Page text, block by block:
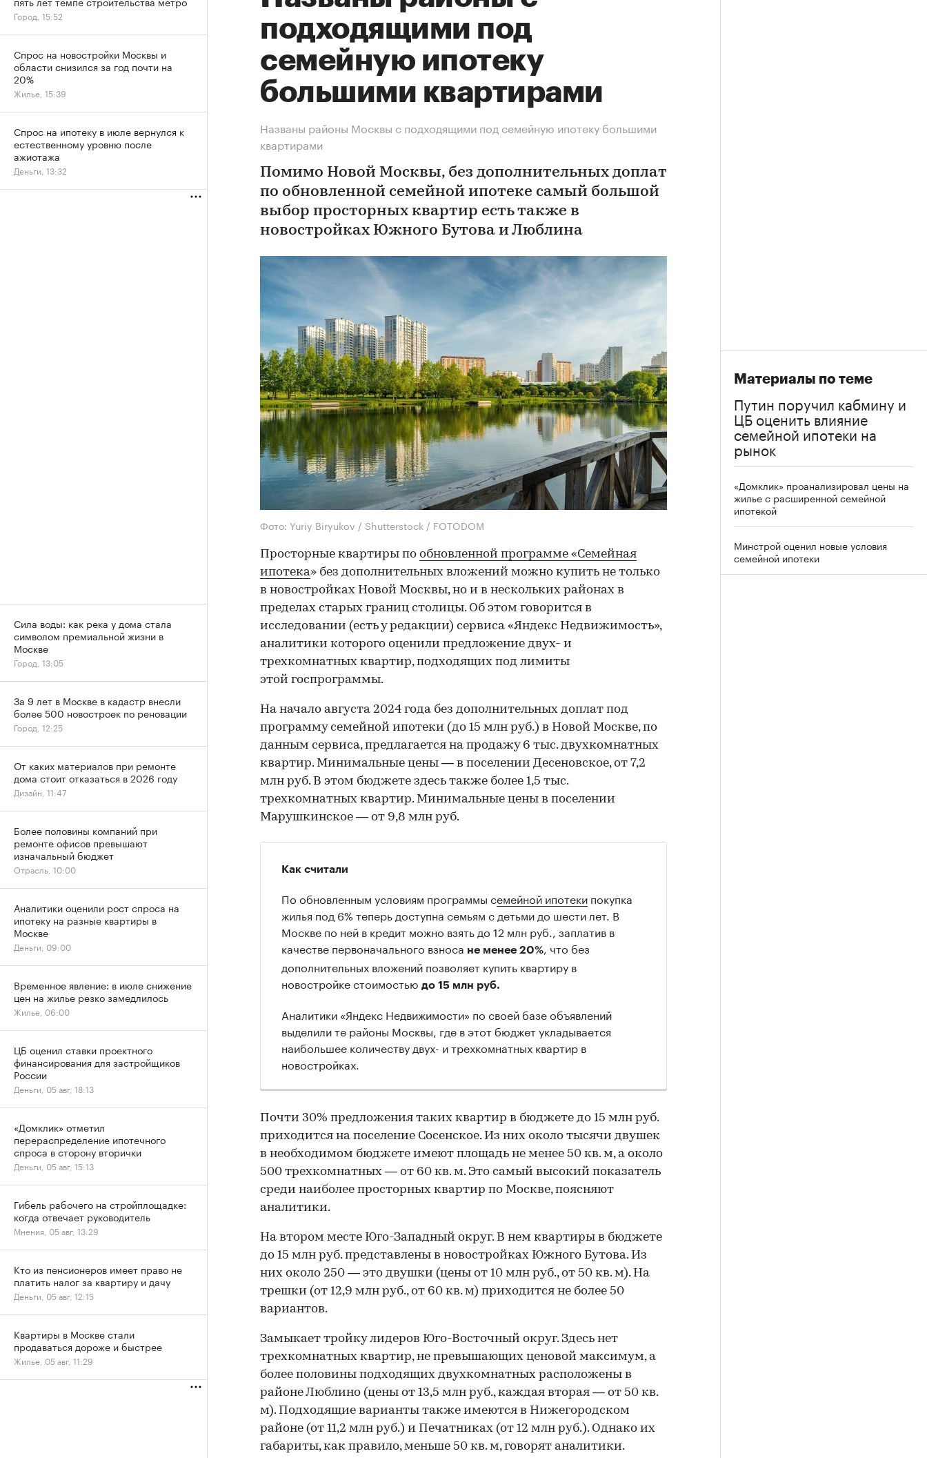
подходящими под
семейную ипотеку
большими квартирами
Названы районы Москвы с подходящими под семейную ипотеку большими
квартирами
Помимо Новой Москвы, без дополнительных доплат
по обновленной семейной ипотеке самый большой
выбор просторных квартир есть также в
новостройках Южного Бутова и Люблина
Фото: Yuriy Biryukov / Shutterstock / FOTODOM
Просторные квартиры по обновленной программе «Семейная
ипотека» без дополнительных вложений можно купить не только
в новостройках Новой Москвы, но и в нескольких районах в
пределах старых границ столицы. Об этом говорится в
исследовании (есть у редакции) сервиса «Яндекс Недвижимость»,
аналитики которого оценили предложение двух- и
трехкомнатных квартир, подходящих под лимиты
этой госпрограммы.
На начало августа 2024 года без дополнительных доплат под
программу семейной ипотеки (до 15 млн руб.) в Новой Москве, по
данным сервиса, предлагается на продажу 6 тыс. двухкомнатных
квартир. Минимальные цены — в поселении Десеновское, от 7,2
млн руб. В этом бюджете здесь также более 1,5 тыс.
трехкомнатных квартир. Минимальные цены в поселении
Марушкинское — от 9,8 млн руб.
Как считали
По обновленным условиям программы семейной ипотеки покупка
жилья под 6% теперь доступна семьям с детьми до шести лет. В
Москве по ней в кредит можно взять до 12 млн руб., заплатив в
качестве первоначального взноса не менее 20%
, что без
дополнительных вложений позволяет купить квартиру в
новостройке стоимостью до 15 млн руб.
Аналитики «Яндекс Недвижимости» по своей базе объявлений
выделили те районы Москвы, где в этот бюджет укладывается
наибольшее количеству двух- и трехкомнатных квартир в
новостройках.
Почти 30% предложения таких квартир в бюджете до 15 млн руб.
приходится на поселение Сосенское. Из них около тысячи двушек
в необходимом бюджете имеют площадь не менее 50 кв. м, а около
500 трехкомнатных — от 60 кв. м. Это самый высокий показатель
среди наиболее просторных квартир по Москве, поясняют
аналитики.
На втором месте Юго-Западный округ. В нем квартиры в бюджете
до 15 млн руб. представлены в новостройках Южного Бутова. Из
них около 250 — это двушки (цены от 10 млн руб., от 50 кв. м). На
трешки (от 12,9 млн руб., от 60 кв. м) приходится не более 50
вариантов.
Замыкает тройку лидеров Юго-Восточный округ. Здесь нет
трехкомнатных квартир, не превышающих ценовой максимум, а
более половины подходящих двухкомнатных расположены в
районе Люблино (цены от 13,5 млн руб., каждая вторая — от 50 кв.
м). Подходящие варианты также имеются в Нижегородском
районе (от 11,2 млн руб.) и Печатниках (от 12 млн руб.). Однако их
габариты, как правило, меньше 50 кв. м, говорят аналитики.
Материалы по теме
Путин поручил кабмину и
ЦБ оценить влияние
семейной ипотеки на
рынок
«Домклик» проанализировал цены на
жилье с расширенной семейной
ипотекой
Минстрой оценил новые условия
семейной ипотеки
Город, 15:52
Спрос на новостройки Москвы и
области снизился за год почти на
20%
Жилье, 15:39
Спрос на ипотеку в июле вернулся к
естественному уровню после
ажиотажа
Деньги, 13:32
Сила воды: как река у дома стала
символом премиальной жизни в
Москве
Город, 13:05
За 9 лет в Москве в кадастр внесли
более 500 новостроек по реновации
Город, 12:25
От каких материалов при ремонте
дома стоит отказаться в 2026 году
Дизайн, 11:47
Более половины компаний при
ремонте офисов превышают
изначальный бюджет
Отрасль, 10:00
Аналитики оценили рост спроса на
ипотеку на разные квартиры в
Москве
Деньги, 09:00
Временное явление: в июле снижение
цен на жилье резко замедлилось
Жилье, 06:00
ЦБ оценил ставки проектного
финансирования для застройщиков
России
Деньги, 05 авг, 18:13
«Домклик» отметил
перераспределение ипотечного
спроса в сторону вторички
Деньги, 05 авг, 15:13
Гибель рабочего на стройплощадке:
когда отвечает руководитель
Мнения, 05 авг, 13:29
Кто из пенсионеров имеет право не
платить налог за квартиру и дачу
Деньги, 05 авг, 12:15
Квартиры в Москве стали
продаваться дороже и быстрее
Жилье, 05 авг, 11:29